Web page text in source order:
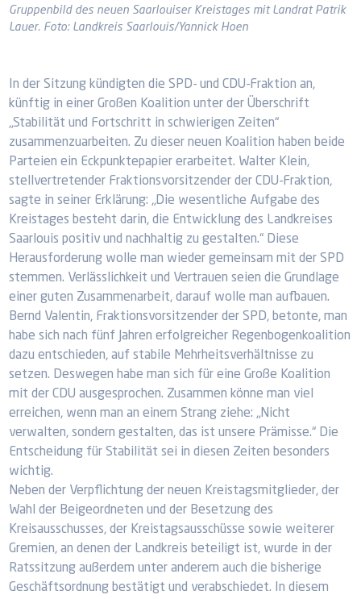
Gruppenbild des neuen Saarlouiser Kreistages mit Landrat Patrik
Lauer. Foto: Landkreis Saarlouis/Yannick Hoen
In der Sitzung kündigten die SPD- und CDU-Fraktion an,
künftig in einer Großen Koalition unter der Überschrift
„Stabilität und Fortschritt in schwierigen Zeiten“
zusammenzuarbeiten. Zu dieser neuen Koalition haben beide
Parteien ein Eckpunktepapier erarbeitet. Walter Klein,
stellvertretender Fraktionsvorsitzender der CDU-Fraktion,
sagte in seiner Erklärung: „Die wesentliche Aufgabe des
Kreistages besteht darin, die Entwicklung des Landkreises
Saarlouis positiv und nachhaltig zu gestalten.“ Diese
Herausforderung wolle man wieder gemeinsam mit der SPD
stemmen. Verlässlichkeit und Vertrauen seien die Grundlage
einer guten Zusammenarbeit, darauf wolle man aufbauen.
Bernd Valentin, Fraktionsvorsitzender der SPD, betonte, man
habe sich nach fünf Jahren erfolgreicher Regenbogenkoalition
dazu entschieden, auf stabile Mehrheitsverhältnisse zu
setzen. Deswegen habe man sich für eine Große Koalition
mit der CDU ausgesprochen. Zusammen könne man viel
erreichen, wenn man an einem Strang ziehe: „Nicht
verwalten, sondern gestalten, das ist unsere Prämisse.“ Die
Entscheidung für Stabilität sei in diesen Zeiten besonders
wichtig.
Neben der Verpflichtung der neuen Kreistagsmitglieder, der
Wahl der Beigeordneten und der Besetzung des
Kreisausschusses, der Kreistagsausschüsse sowie weiterer
Gremien, an denen der Landkreis beteiligt ist, wurde in der
Ratssitzung außerdem unter anderem auch die bisherige
Geschäftsordnung bestätigt und verabschiedet. In diesem